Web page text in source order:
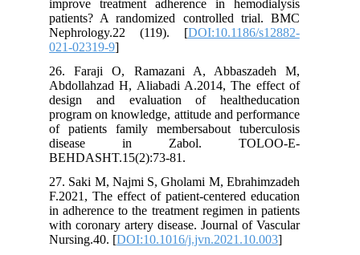
improve treatment adherence in hemodialysis
patients? A randomized controlled trial. BMC
Nephrology.22 (119). [DOI:10.1186/s12882-
021-02319-9
26. Faraji O, Ramazani A, Abbaszadeh M,
Abdollahzad H, Aliabadi A.2014, The effect of
design and evaluation of healtheducation
program on knowledge, attitude and performance
of patients family membersabout tuberculosis
disease in Zabol. TOLOO-E-
BEHDASHT.15(2):73-81.
27. Saki M, Najmi S, Gholami M, Ebrahimzadeh
F.2021, The effect of patient-centered education
in adherence to the treatment regimen in patients
with coronary artery disease. Journal of Vascular
Nursing.40. [DOI:10.1016/j.jvn.2021.10.003